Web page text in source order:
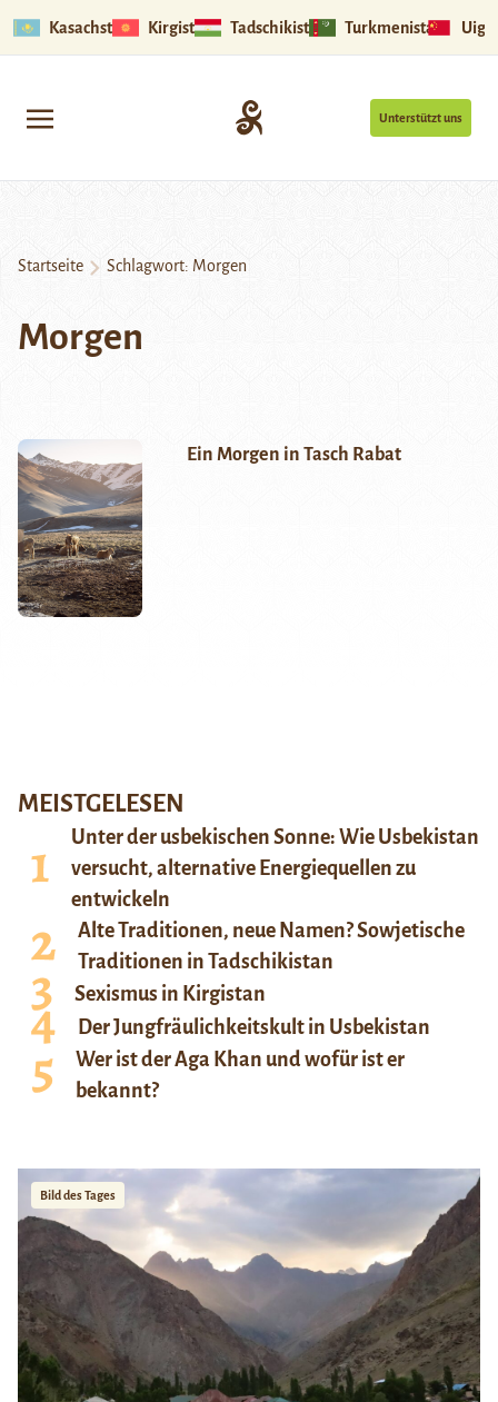
Kasachstan Kirgistan Tadschikistan Turkmenistan
Unterstützt uns
Startseite Schlagwort: Morgen
Morgen
Ein Morgen in Tasch Rabat
MEISTGELESEN
Unter der usbekischen Sonne: Wie Usbekistan
versucht, alternative Energiequellen zu
entwickeln
Alte Traditionen, neue Namen? Sowjetische
Traditionen in Tadschikistan
Sexismus in Kirgistan
Der Jungfräulichkeitskult in Usbekistan
Wer ist der Aga Khan und wofür ist er
bekannt?
Bild des Tages